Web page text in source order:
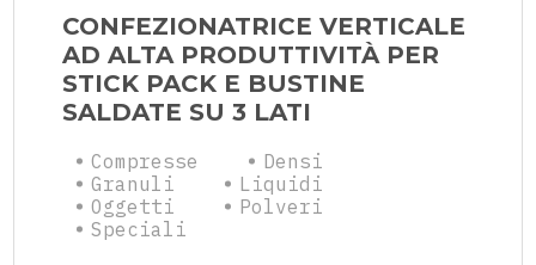
CONFEZIONATRICE VERTICALE
AD ALTA PRODUTTIVITÀ PER
STICK PACK E BUSTINE
SALDATE SU 3 LATI
Compresse
Densi
Granuli
Liquidi
Oggetti
Polveri
Speciali